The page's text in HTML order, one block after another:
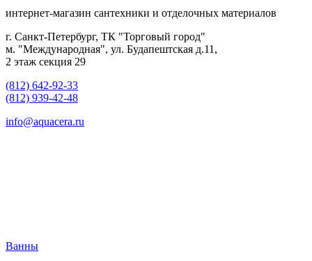
интернет-магазин сантехники и отделочных материалов
г. Санкт-Петербург, ТК "Торговый город"
м. "Международная", ул. Будапештская д.11,
2 этаж секция 29
(812) 642-92-33
(812) 939-42-48
info@aquacera.ru
Ванны